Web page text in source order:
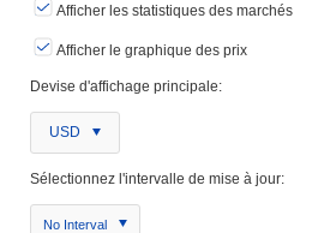
Afficher les statistiques des marchés
Afficher le graphique des prix
Devise d'affichage principale:
USD
Sélectionnez l'intervalle de mise à jour:
No Interval